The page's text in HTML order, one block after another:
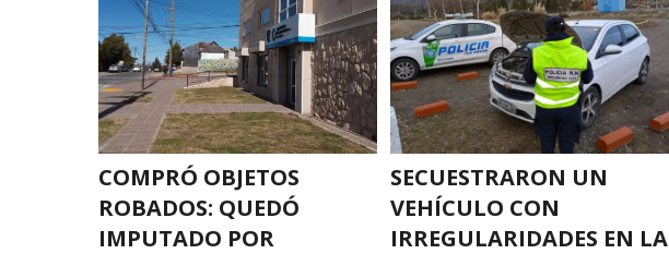
COMPRÓ OBJETOS
ROBADOS: QUEDÓ
IMPUTADO POR
SECUESTRARON UN
VEHÍCULO CON
IRREGULARIDADES EN LA